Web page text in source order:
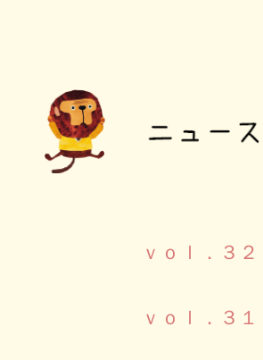
ｖｏｌ．３２
ｖｏｌ．３１